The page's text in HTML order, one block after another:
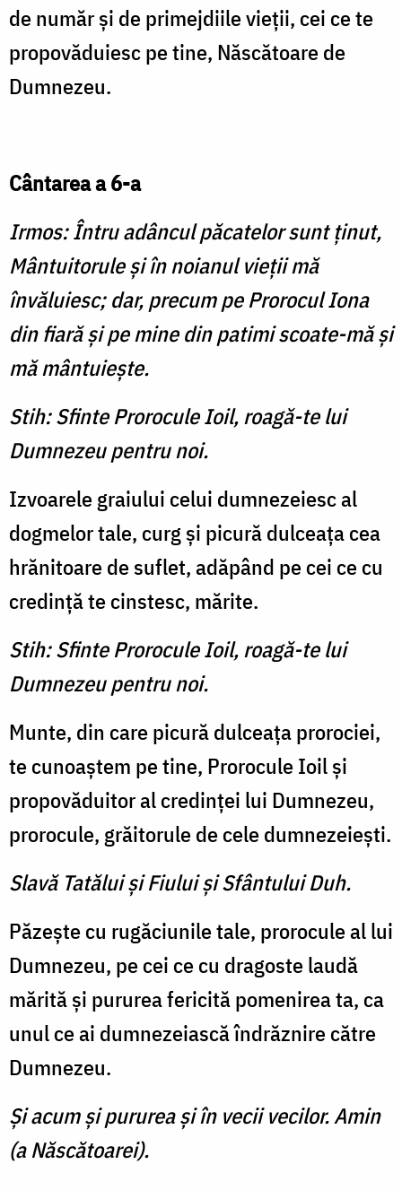
de număr şi de primejdiile vieţii, cei ce te
propovăduiesc pe tine, Născătoare de
Dumnezeu.
Cântarea a 6-a
Irmos: Întru adâncul păcatelor sunt ţinut,
Mântuitorule şi în noianul vieţii mă
învăluiesc; dar, precum pe Prorocul Iona
din fiară şi pe mine din patimi scoate-mă şi
mă mântuieşte.
Stih: Sfinte Prorocule Ioil, roagă-te lui
Dumnezeu pentru noi.
Izvoarele graiului celui dum­nezeiesc al
dogmelor tale, curg şi picură dulceaţa cea
hrănitoa­re de suflet, adăpând pe cei ce cu
credinţă te cinstesc, mărite.
Stih: Sfinte Prorocule Ioil, roagă-te lui
Dumnezeu pentru noi.
Munte, din care picură dul­ceaţa prorociei,
te cunoaştem pe tine, Prorocule Ioil şi
propovăduitor al credinţei lui Dumnezeu,
pro­rocule, grăitorule de cele dum­nezeieşti.
Slavă Tatălui şi Fiului şi Sfântului Duh.
Păzeşte cu rugăciunile tale, prorocule al lui
Dumnezeu, pe cei ce cu dragoste laudă
mărită şi pururea fericită pomenirea ta, ca
unul ce ai dumnezeiască îndrăznire către
Dumnezeu.
Şi acum şi pururea şi în vecii vecilor. Amin
(a Născătoarei).